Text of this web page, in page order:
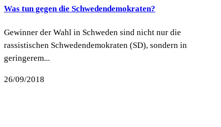
Was tun gegen die Schwedendemokraten?
Gewinner der Wahl in Schweden sind nicht nur die
rassistischen Schwedendemokraten (SD), sondern in
geringerem...
26/09/2018